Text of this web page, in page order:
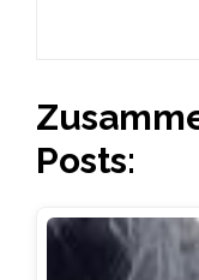
Posts: